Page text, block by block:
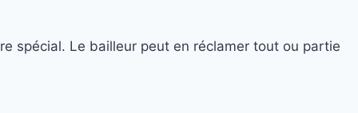
spécial. Le bailleur peut en réclamer tout ou partie